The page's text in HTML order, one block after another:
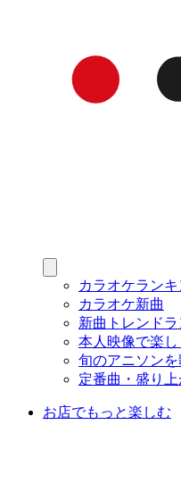
カラオケラン
カラオケ新曲
新曲トレンド
本人映像で楽し
旬のアニソンを
定番曲・盛り上
お店でもっと楽しむ